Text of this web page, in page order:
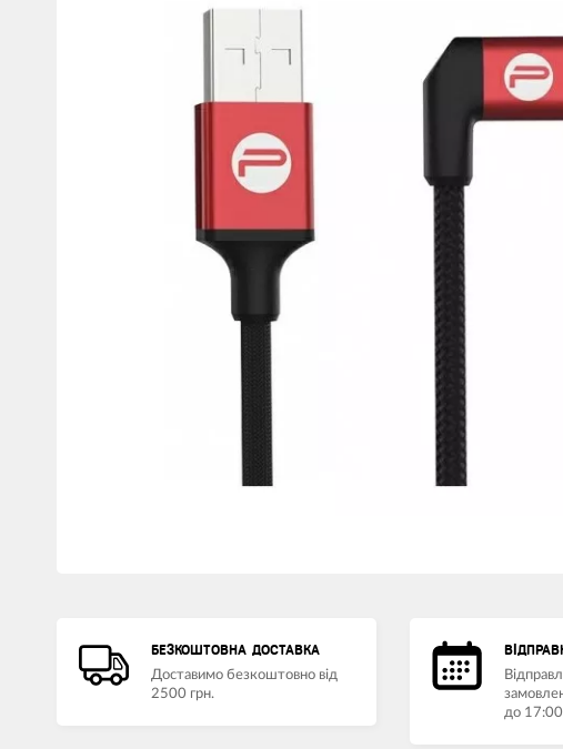
БЕЗКОШТОВНА ДОСТАВКА
Доставимо безкоштовно від
2500 грн.
до 17:00